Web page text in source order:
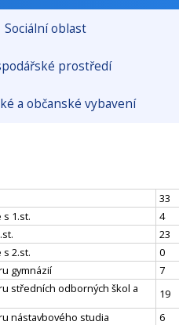
Sociální oblast
prostředí
a občanské vybavení
33
1.st.
4
23
2.st.
0
gymnázií
7
středních odborných škol a
19
nástavbového studia
6